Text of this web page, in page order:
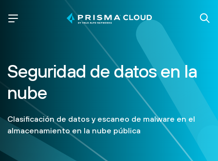
Seguridad de datos en la
nube
Clasificación de datos y escaneo de malware en el
almacenamiento en la nube pública